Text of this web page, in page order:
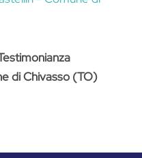
di Chivasso (TO)